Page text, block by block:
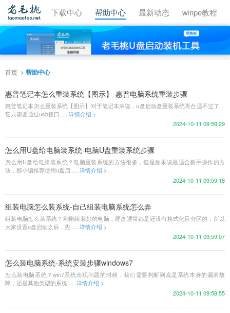
视频教程 下载中心 帮助中心 最新动态 winpe教程
首页 帮助中心
惠普笔记本怎么重装系统【图示】-惠普电脑系统重装步骤
惠普笔记本怎么重装系统【图示】对于笔记本来说，u盘启动盘重装系统再合适不过了，
它只需要通过usb接口...... 详情介绍 >
2024-10-11 09:59:29
怎么用U盘给电脑装系统-电脑U盘重装系统步骤
怎么用U盘给电脑装系统？电脑重装系统的方法很多，但是如果说最适合新手操作的方
法，那小编推荐使用u盘启......详情介绍 >
2024-10-11 09:59:18
组装电脑怎么装系统-自己组装电脑系统怎么弄
组装电脑怎么装系统？刚刚组装好的电脑，硬盘通常都是还没有格式化且分区的，所以
大家设置u盘启动之后，先...... 详情介绍 >
2024-10-11 09:59:07
怎么装电脑系统-系统安装步骤windows7
怎么装电脑系统？win7系统出现问题的时候，我们需要判断到底是系统本身的漏洞故
障，还是其他类型的系统......详情介绍 >
2024-10-11 09:58:55